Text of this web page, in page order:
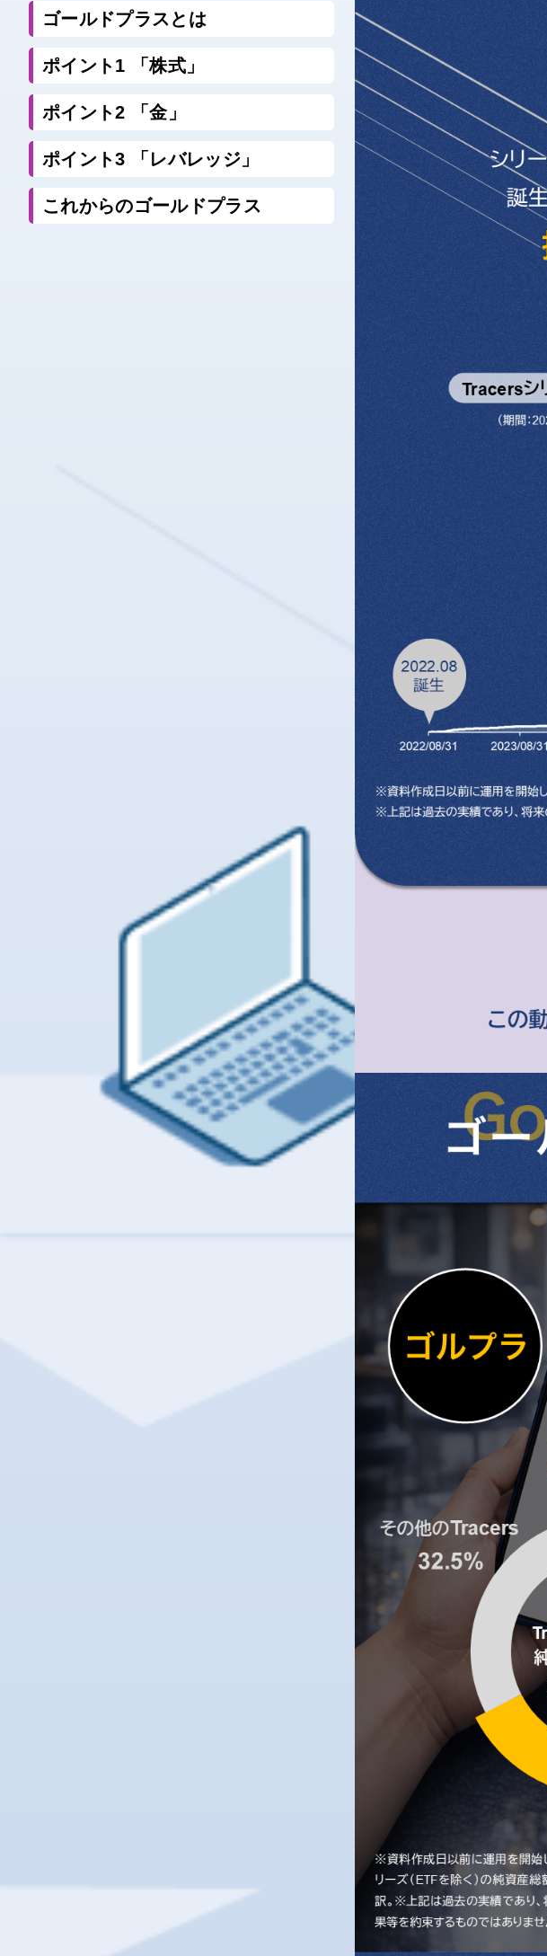
ゴールドプラスとは
ポイント1 「株式」
ポイント2 「金」
ポイント3 「レバレッジ」
これからのゴールドプラス